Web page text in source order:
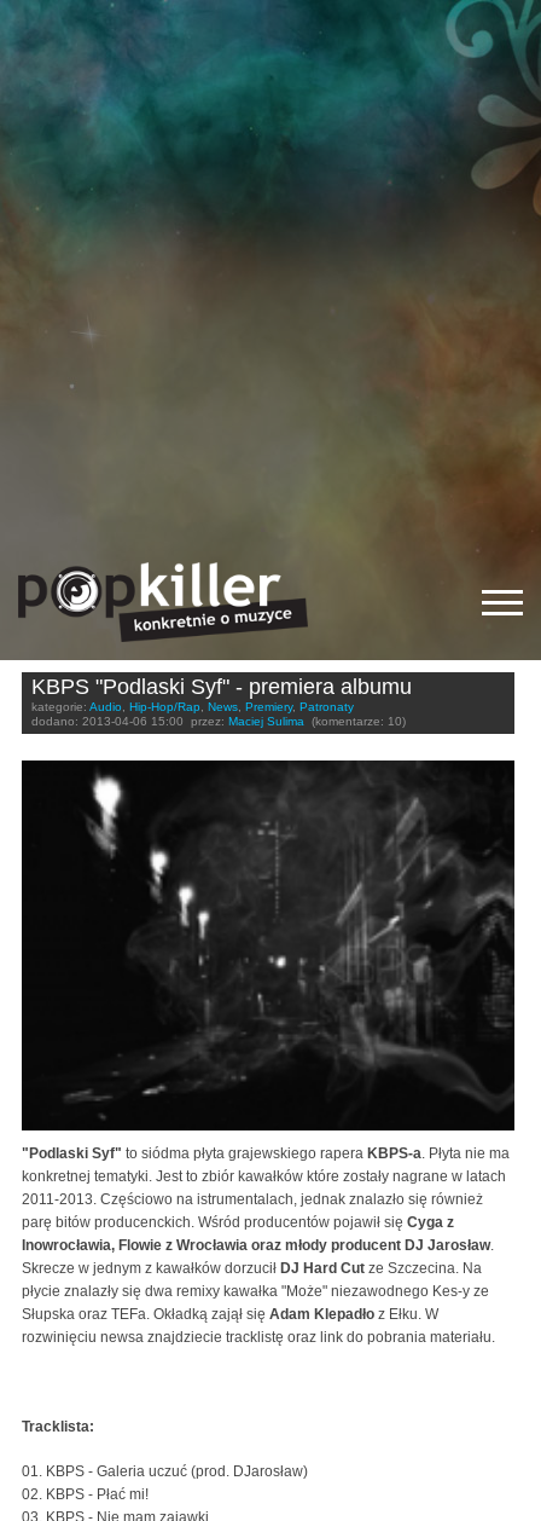
KBPS "Podlaski Syf" - premiera albumu
kategorie: Audio, Hip-Hop/Rap, News, Premiery, Patronaty
dodano: 2013-04-06 15:00 przez: Maciej Sulima (komentarze: 10)
"Podlaski Syf" to siódma płyta grajewskiego rapera KBPS-a. Płyta nie ma
konkretnej tematyki. Jest to zbiór kawałków które zostały nagrane w latach
2011-2013. Częściowo na istrumentalach, jednak znalazło się również
parę bitów producenckich. Wśród producentów pojawił się Cyga z
Inowrocławia, Flowie z Wrocławia oraz młody producent DJ Jarosław.
Skrecze w jednym z kawałków dorzucił DJ Hard Cut ze Szczecina. Na
płycie znalazły się dwa remixy kawałka "Może" niezawodnego Kes-y ze
Słupska oraz TEFa. Okładką zajął się Adam Klepadło z Ełku. W
rozwinięciu newsa znajdziecie tracklistę oraz link do pobrania materiału.
Tracklista:
01. KBPS - Galeria uczuć (prod. DJarosław)
02. KBPS - Płać mi!